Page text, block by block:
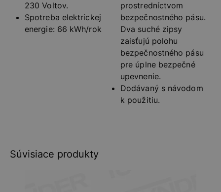
230 Voltov.
Spotreba elektrickej
energie: 66 kWh/rok
prostredníctvom
bezpečnostného pásu.
Dva suché zipsy
zaisťujú polohu
bezpečnostného pásu
pre úplne bezpečné
upevnenie.
Dodávaný s návodom
k použitiu.
Súvisiace produkty